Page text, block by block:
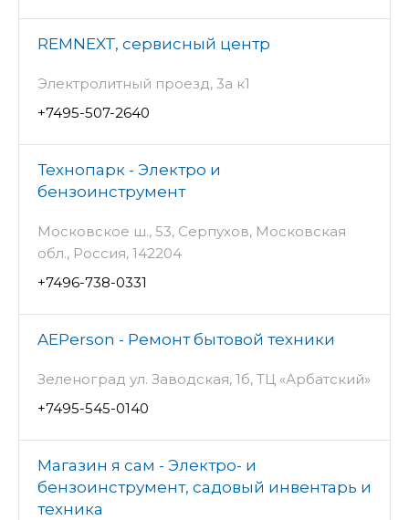
REMNEXT, сервисный центр
Электролитный проезд, 3а к1
+7495-507-2640
Технопарк - Электро и
бензоинструмент
Московское ш., 53, Серпухов, Московская
обл., Россия, 142204
+7496-738-0331
AEPerson - Ремонт бытовой техники
Зеленоград ул. Заводская, 1б, ТЦ «Арбатский»
+7495-545-0140
Магазин я сам - Электро- и
бензоинструмент, садовый инвентарь и
техника